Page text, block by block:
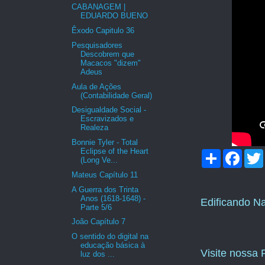
C
r
r
F
o
Edificando
Visite nossa
CABANAGEM |
EDUARDO BUENO
Êxodo Capitulo 36
Pesquisadores
Descobrem que
Macacos "dizem"
Adeus
Aula de Ações
(Contabilidade Geral)
Desigualdade Social -
Escravizados e
Realeza
Bonnie Tyler - Total
Eclipse of the Heart
(Long Ve...
Mateus Capítulo 11
A Guerra dos Trinta
Anos (1618-1648) -
Parte 5/6
João Capítulo 7
O sentido do digital na
educação básica à
luz dos ...